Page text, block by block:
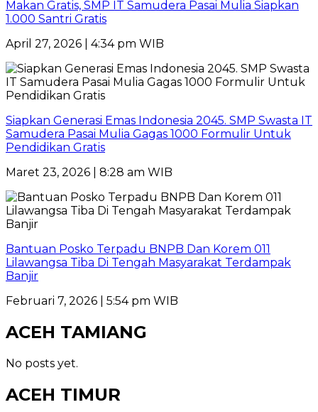
Makan Gratis, SMP IT Samudera Pasai Mulia Siapkan
1.000 Santri Gratis
April 27, 2026 | 4:34 pm WIB
Siapkan Generasi Emas Indonesia 2045. SMP Swasta IT
Samudera Pasai Mulia Gagas 1000 Formulir Untuk
Pendidikan Gratis
Maret 23, 2026 | 8:28 am WIB
Bantuan Posko Terpadu BNPB Dan Korem 011
Lilawangsa Tiba Di Tengah Masyarakat Terdampak
Banjir
Februari 7, 2026 | 5:54 pm WIB
ACEH TAMIANG
No posts yet.
ACEH TIMUR